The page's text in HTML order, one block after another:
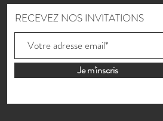
RECEVEZ NOS INVITATIONS
Je m'inscris